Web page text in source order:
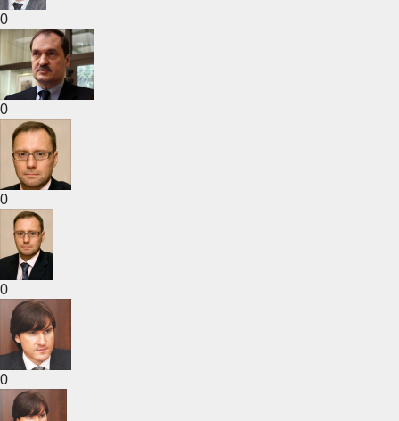
0
0
0
0
0